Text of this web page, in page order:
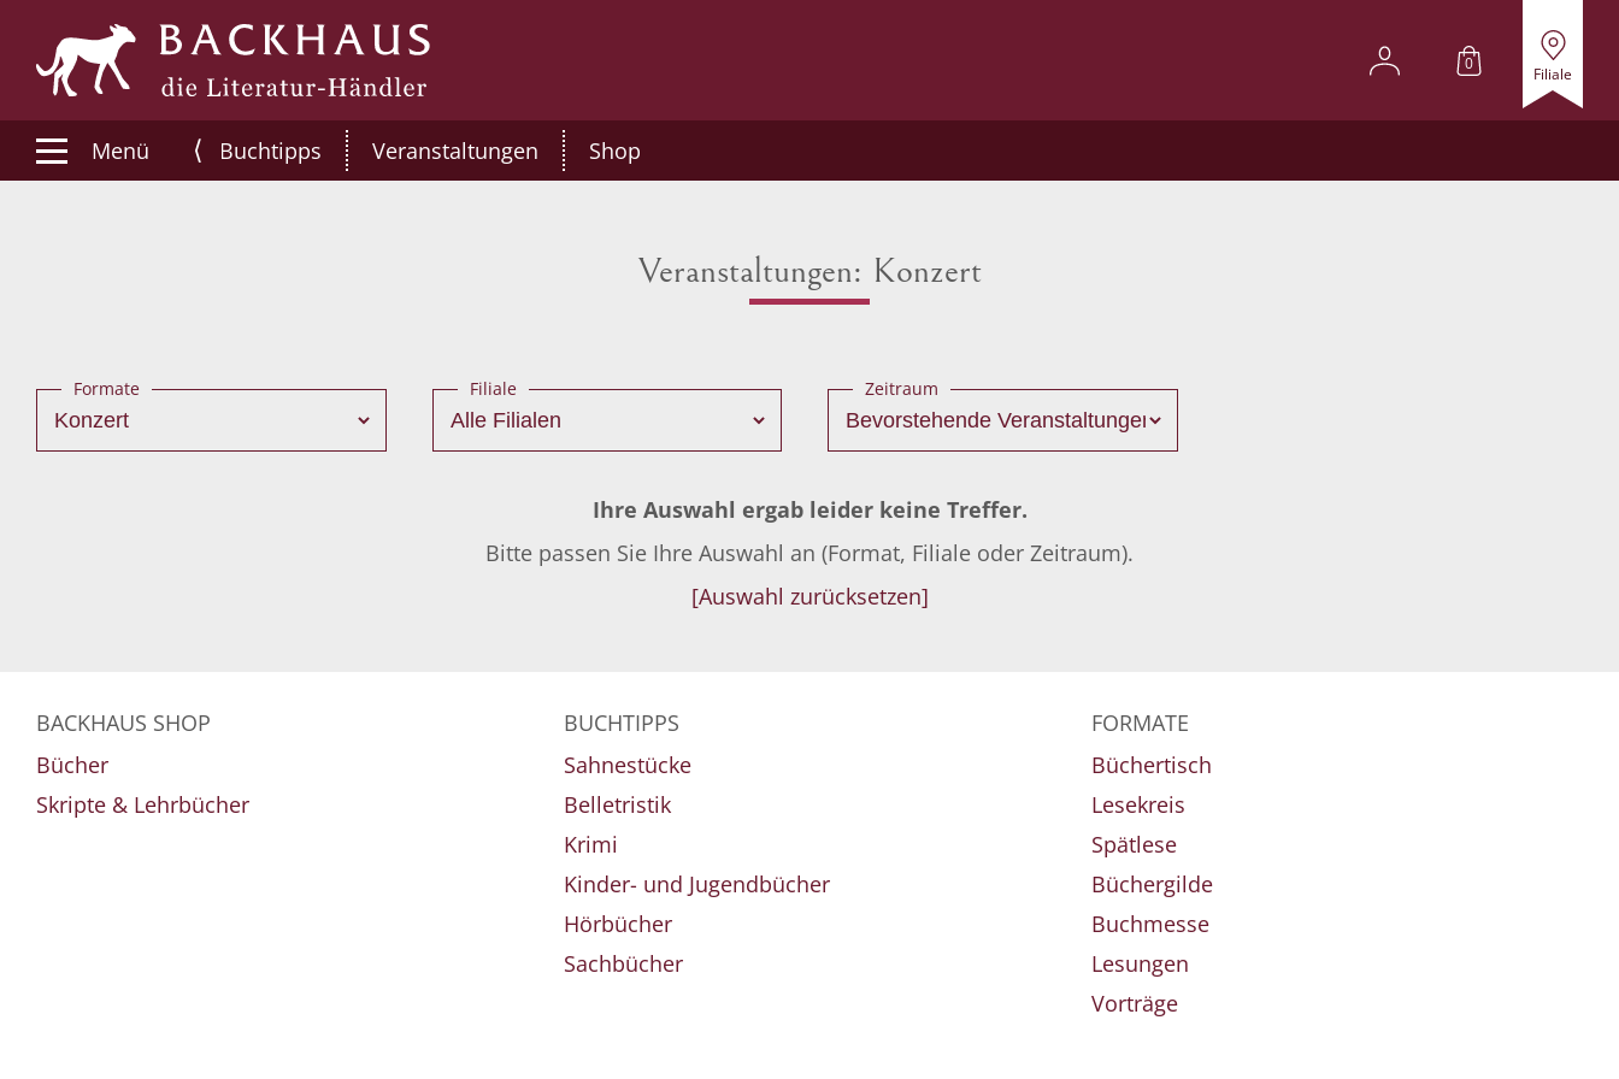
0
Filiale
Menü ⟨ Buchtipps Veranstaltungen Shop
Veranstaltungen: Konzert
Formate Filiale Zeitraum
Ihre Auswahl ergab leider keine Treffer.
Bitte passen Sie Ihre Auswahl an (Format, Filiale oder Zeitraum).
[Auswahl zurücksetzen]
BACKHAUS SHOP
Bücher
Skripte & Lehrbücher
BUCHTIPPS
Sahnestücke
Belletristik
Krimi
Kinder- und Jugendbücher
Hörbücher
Sachbücher
FORMATE
Büchertisch
Lesekreis
Spätlese
Büchergilde
Buchmesse
Lesungen
Vorträge